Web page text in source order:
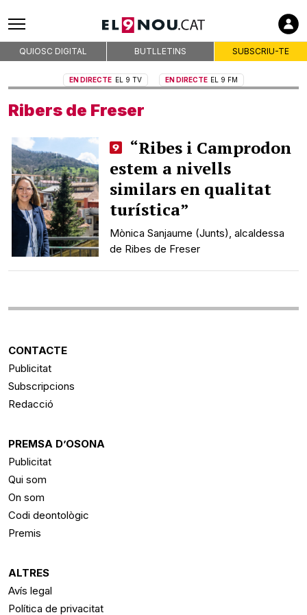
Empreses col·laboradores
Premsa d'Osona
Publicitat
On som
Codi deontològic
Premis
Contacte
Avís legal
Política de privacitat
Política de cookies
QUIOSC DIGITAL BUTLLETINS SUBSCRIU-TE
EN DIRECTE EL 9 TV EN DIRECTE EL 9 FM
Ribers de Freser
“Ribes i Camprodon
estem a nivells
similars en qualitat
turística”
Mònica Sanjaume (Junts), alcaldessa
de Ribes de Freser
CONTACTE
Publicitat
Subscripcions
Redacció
PREMSA D’OSONA
Publicitat
Qui som
On som
Codi deontològic
Premis
ALTRES
Avís legal
Política de privacitat